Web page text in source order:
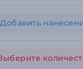
Добавить